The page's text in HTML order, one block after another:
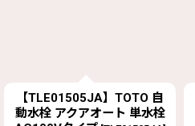
【TLE01505JA】TOTO 自
動水栓 アクアオート 単水栓